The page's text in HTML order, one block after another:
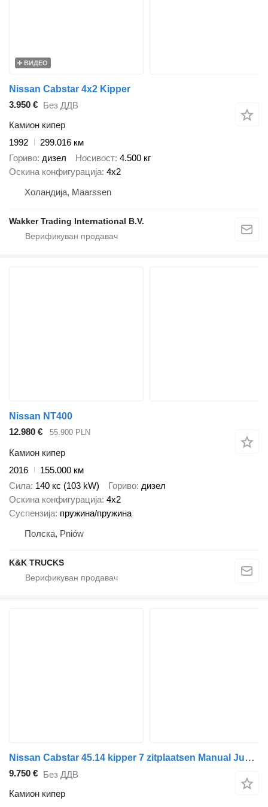
ВИДЕО
Nissan Cabstar 4x2 Kipper
3.950 € Без ДДВ
Камион кипер
1992
299.016 км
Гориво дизел Носивост 4.500 кг
Оскина конфигурација 4x2
Холандија, Maarssen
Wakker Trading International B.V.
Nissan NT400
12.980 €
55.900 PLN
Камион кипер
2016
155.000 км
Сила 140 кс (103 kW) Гориво дизел
Оскина конфигурација 4x2
Суспензија пружина/пружина
Полска, Pniów
K&K TRUCKS
Nissan Cabstar 45.14 kipper 7 zitplaatsen Manual Just 101.549 km!
9.750 € Без ДДВ
Камион кипер